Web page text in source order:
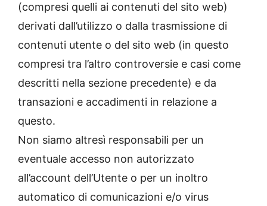
(compresi quelli ai contenuti del sito web)
derivati dall’utilizzo o dalla trasmissione di
contenuti utente o del sito web (in questo
compresi tra l’altro controversie e casi come
descritti nella sezione precedente) e da
transazioni e accadimenti in relazione a
questo.
Non siamo altresì responsabili per un
eventuale accesso non autorizzato
all’account dell’Utente o per un inoltro
automatico di comunicazioni e/o virus